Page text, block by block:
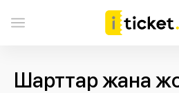
Шарттар жана